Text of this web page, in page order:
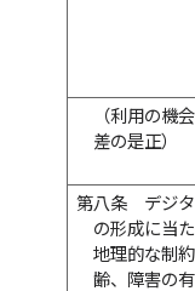
（利用の機
差の是正）
第八条
デジ
の形成に当た
地理的な制
齢、障害の